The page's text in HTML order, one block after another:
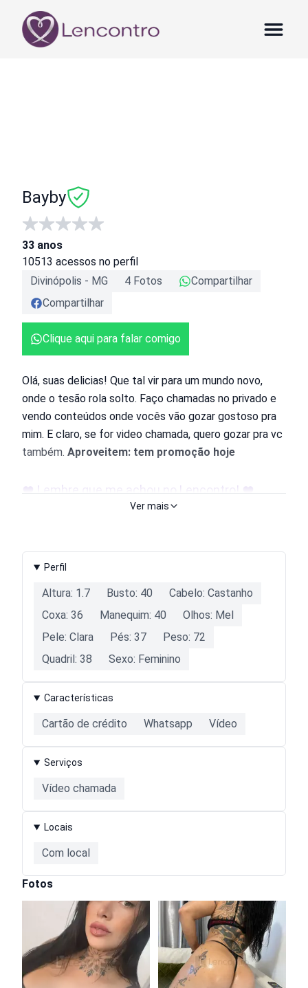
Bayby
33 anos
10513 acessos no perfil
Divinópolis - MG 4 Fotos
Compartilhar
Compartilhar
Clique aqui para falar comigo
Olá, suas delicias! Que tal vir para um mundo novo,
onde o tesão rola solto. Faço chamadas no privado e
vendo conteúdos onde vocês vão gozar gostoso pra
mim. E claro, se for video chamada, quero gozar pra vc
também. Aproveitem: tem promoção hoje
Lembre que me achou no Lencontro!
Ver mais
Perfil
Altura: 1.7 Busto: 40
Cabelo: Castanho
Coxa: 36
Manequim: 40
Olhos: Mel
Pele: Clara
Pés: 37
Peso: 72
Quadril: 38
Sexo: Feminino
Características
Cartão de crédito Whatsapp Vídeo
Serviços
Vídeo chamada
Locais
Com local
Fotos